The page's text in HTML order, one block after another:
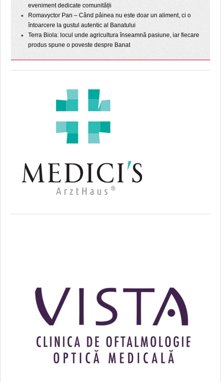
eveniment dedicate comunității
Romavyctor Pan – Când pâinea nu este doar un aliment, ci o
întoarcere la gustul autentic al Banatului
Terra Biola: locul unde agricultura înseamnă pasiune, iar fiecare
produs spune o poveste despre Banat